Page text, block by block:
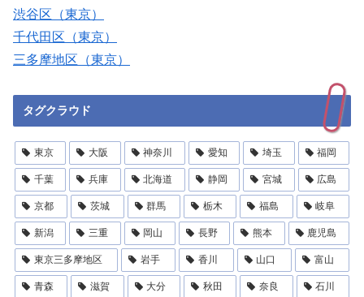
渋谷区（東京）
千代田区（東京）
三多摩地区（東京）
タグクラウド
東京 大阪 神奈川 愛知 埼玉 福岡
千葉 兵庫 北海道 静岡 宮城 広島
京都 茨城 群馬 栃木 福島 岐阜
新潟 三重 岡山 長野 熊本 鹿児島
東京三多摩地区 岩手 香川 山口 富山
青森 滋賀 大分 秋田 奈良 石川